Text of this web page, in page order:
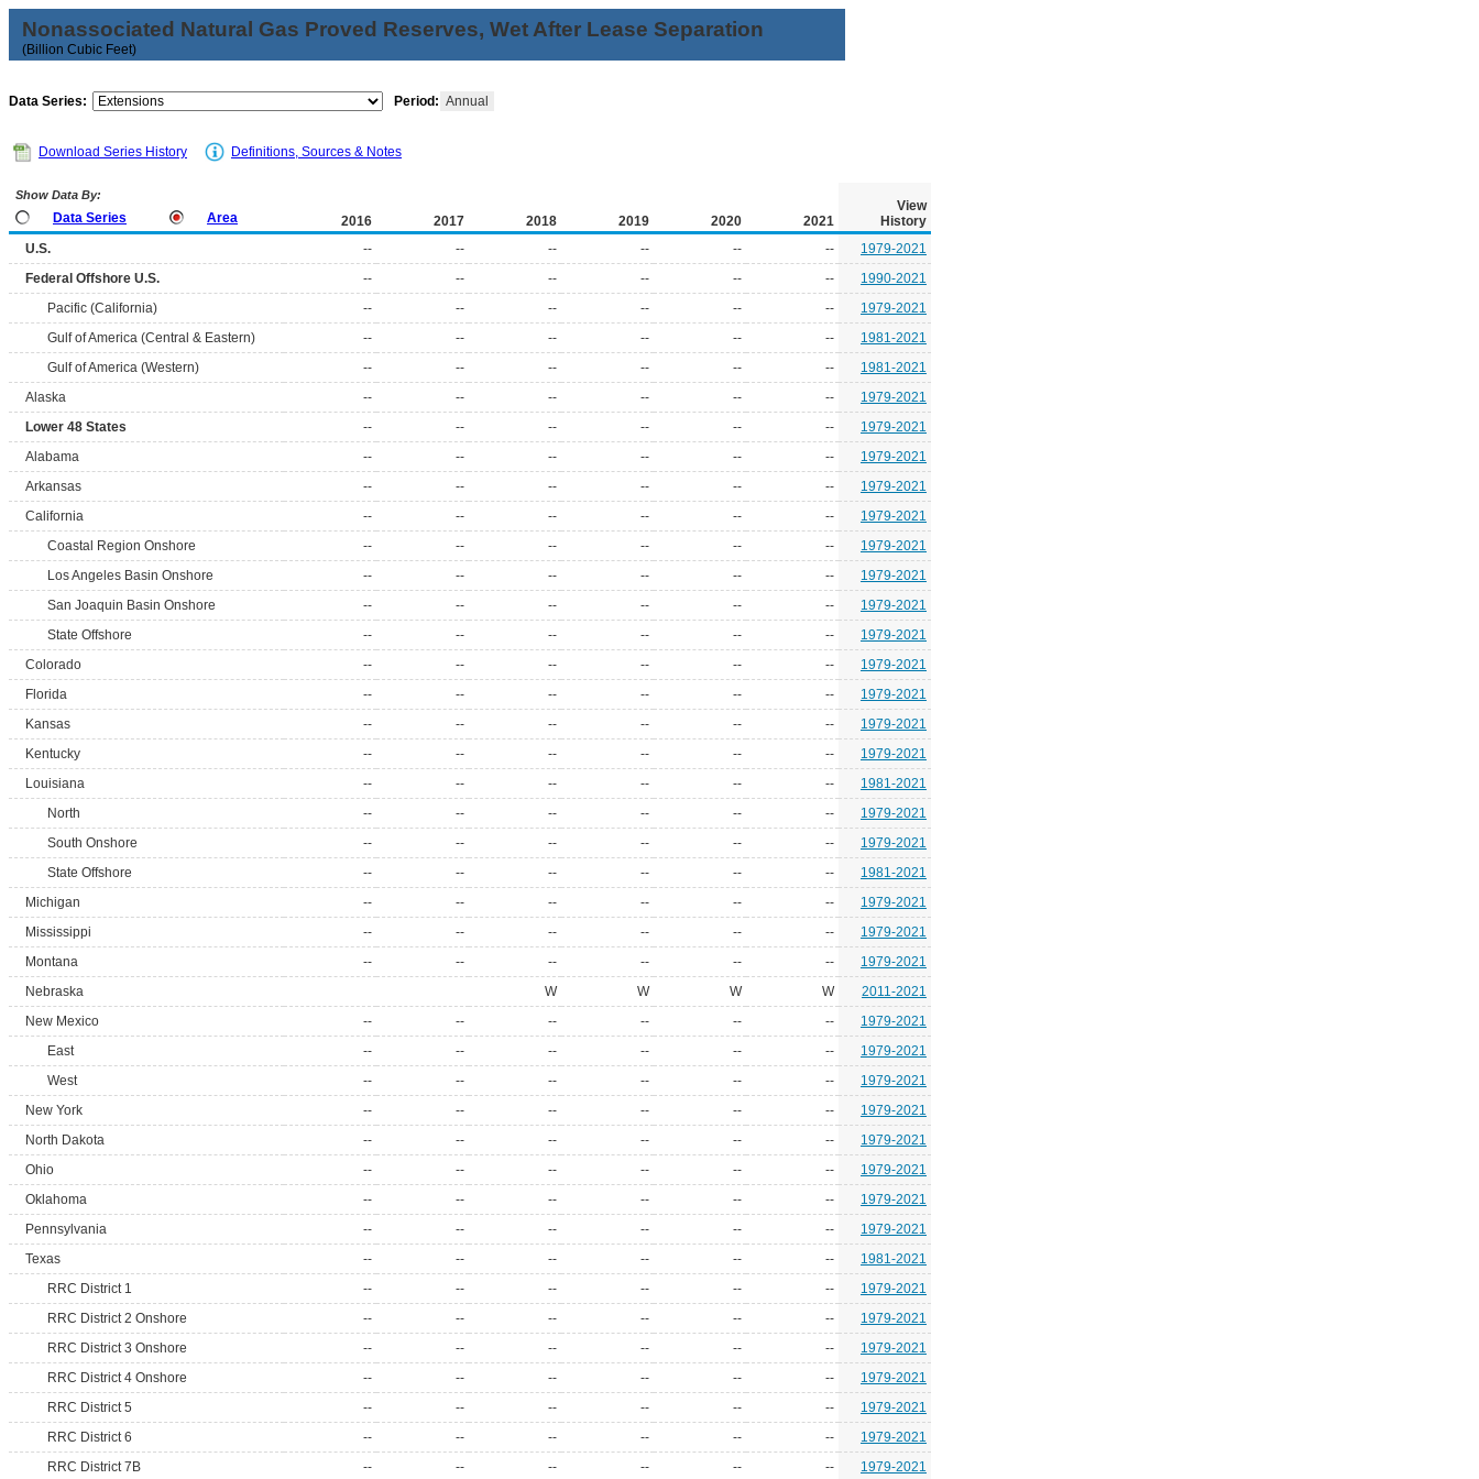
Nonassociated Natural Gas Proved Reserves, Wet After Lease Separation
(Billion Cubic Feet)
Data Series: Period: Annual
Download Series History Definitions, Sources & Notes
Show Data By:
Data Series Area 2016 2017 2018 2019 2020 2021
View
History
U.S.
-- -- -- -- -- --
1979-2021
Federal Offshore U.S.
-- -- -- -- -- --
1990-2021
Pacific (California)
-- -- -- -- -- --
1979-2021
Gulf of America (Central & Eastern)
-- -- -- -- -- --
1981-2021
Gulf of America (Western)
-- -- -- -- -- --
1981-2021
Alaska
-- -- -- -- -- --
1979-2021
Lower 48 States
-- -- -- -- -- --
1979-2021
Alabama
-- -- -- -- -- --
1979-2021
Arkansas
-- -- -- -- -- --
1979-2021
California
-- -- -- -- -- --
1979-2021
Coastal Region Onshore
-- -- -- -- -- --
1979-2021
Los Angeles Basin Onshore
-- -- -- -- -- --
1979-2021
San Joaquin Basin Onshore
-- -- -- -- -- --
1979-2021
State Offshore
-- -- -- -- -- --
1979-2021
Colorado
-- -- -- -- -- --
1979-2021
Florida
-- -- -- -- -- --
1979-2021
Kansas
-- -- -- -- -- --
1979-2021
Kentucky
-- -- -- -- -- --
1979-2021
Louisiana
-- -- -- -- -- --
1981-2021
North
-- -- -- -- -- --
1979-2021
South Onshore
-- -- -- -- -- --
1979-2021
State Offshore
-- -- -- -- -- --
1981-2021
Michigan
-- -- -- -- -- --
1979-2021
Mississippi
-- -- -- -- -- --
1979-2021
Montana
-- -- -- -- -- --
1979-2021
Nebraska
W W W W
2011-2021
New Mexico
-- -- -- -- -- --
1979-2021
East
-- -- -- -- -- --
1979-2021
West
-- -- -- -- -- --
1979-2021
New York
-- -- -- -- -- --
1979-2021
North Dakota
-- -- -- -- -- --
1979-2021
Ohio
-- -- -- -- -- --
1979-2021
Oklahoma
-- -- -- -- -- --
1979-2021
Pennsylvania
-- -- -- -- -- --
1979-2021
Texas
-- -- -- -- -- --
1981-2021
RRC District 1
-- -- -- -- -- --
1979-2021
RRC District 2 Onshore
-- -- -- -- -- --
1979-2021
RRC District 3 Onshore
-- -- -- -- -- --
1979-2021
RRC District 4 Onshore
-- -- -- -- -- --
1979-2021
RRC District 5
-- -- -- -- -- --
1979-2021
RRC District 6
-- -- -- -- -- --
1979-2021
RRC District 7B
-- -- -- -- -- -- 1979-2021